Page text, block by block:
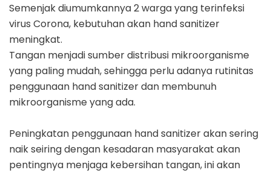
Semenjak diumumkannya 2 warga yang terinfeksi
virus Corona, kebutuhan akan hand sanitizer
meningkat.
Tangan menjadi sumber distribusi mikroorganisme
yang paling mudah, sehingga perlu adanya rutinitas
penggunaan hand sanitizer dan membunuh
mikroorganisme yang ada.
Peningkatan penggunaan hand sanitizer akan sering
naik seiring dengan kesadaran masyarakat akan
pentingnya menjaga kebersihan tangan, ini akan